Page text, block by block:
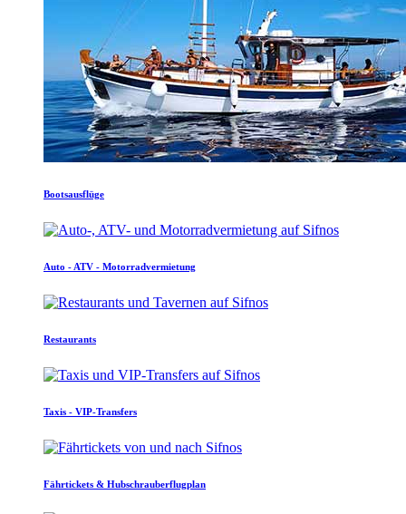
Bootsausflüge
Auto - ATV - Motorradvermietung
Restaurants
Taxis - VIP-Transfers
Fährtickets & Hubschrauberflugplan